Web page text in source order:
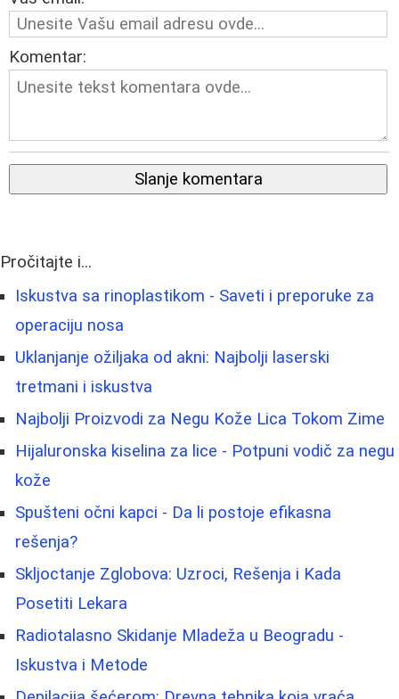
Komentar:
Slanje komentara
Pročitajte i...
Iskustva sa rinoplastikom - Saveti i preporuke za
operaciju nosa
Uklanjanje ožiljaka od akni: Najbolji laserski
tretmani i iskustva
Najbolji Proizvodi za Negu Kože Lica Tokom Zime
Hijaluronska kiselina za lice - Potpuni vodič za negu
kože
Spušteni očni kapci - Da li postoje efikasna
rešenja?
Skljoctanje Zglobova: Uzroci, Rešenja i Kada
Posetiti Lekara
Radiotalasno Skidanje Mladeža u Beogradu -
Iskustva i Metode